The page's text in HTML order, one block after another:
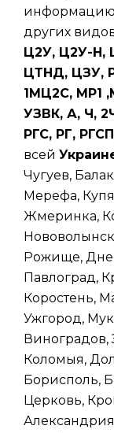
других
Ц2У, Ц2У-Н,
ЦТНД, ЦЗУ,
1МЦ2С, МР1
УЗВК, А, Ч,
РГС, РГ,
всей
Чугуев,
Мерефа,
Жмеринка,
Рожище,
Павлоград,
Коростень,
Ужгород,
Коломыя,
Борисполь,
Церковь,